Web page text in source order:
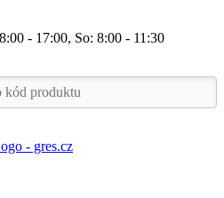
- 17:00, So: 8:00 - 11:30